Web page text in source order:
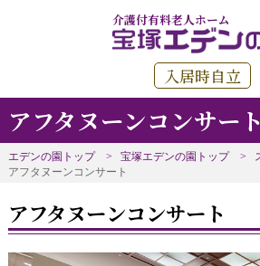
介護付有料老人ホーム
入居時自立
アフタヌーンコンサート
エデンの園トップ 宝塚エデンの園トップ
アフタヌーンコンサート
アフタヌーンコンサート